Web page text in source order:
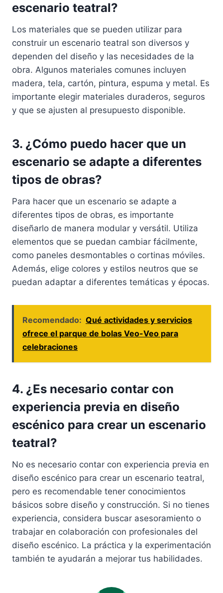
escenario teatral?
Los materiales que se pueden utilizar para
construir un escenario teatral son diversos y
dependen del diseño y las necesidades de la
obra. Algunos materiales comunes incluyen
madera, tela, cartón, pintura, espuma y metal. Es
importante elegir materiales duraderos, seguros
y que se ajusten al presupuesto disponible.
3. ¿Cómo puedo hacer que un
escenario se adapte a diferentes
tipos de obras?
Para hacer que un escenario se adapte a
diferentes tipos de obras, es importante
diseñarlo de manera modular y versátil. Utiliza
elementos que se puedan cambiar fácilmente,
como paneles desmontables o cortinas móviles.
Además, elige colores y estilos neutros que se
puedan adaptar a diferentes temáticas y épocas.
Recomendado: Qué actividades y servicios
ofrece el parque de bolas Veo-Veo para
celebraciones
4. ¿Es necesario contar con
experiencia previa en diseño
escénico para crear un escenario
teatral?
No es necesario contar con experiencia previa en
diseño escénico para crear un escenario teatral,
pero es recomendable tener conocimientos
básicos sobre diseño y construcción. Si no tienes
experiencia, considera buscar asesoramiento o
trabajar en colaboración con profesionales del
diseño escénico. La práctica y la experimentación
también te ayudarán a mejorar tus habilidades.